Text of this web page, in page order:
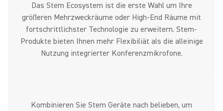
Das Stem Ecosystem ist die erste Wahl um Ihre
größeren Mehrzweckräume oder High-End Räume mit
fortschrittlichster Technologie zu erweitern. Stem-
Produkte bieten Ihnen mehr Flexibiliät als die alleinige
Nutzung integrierter Konferenzmikrofone.
Kombinieren Sie Stem Geräte nach belieben, um